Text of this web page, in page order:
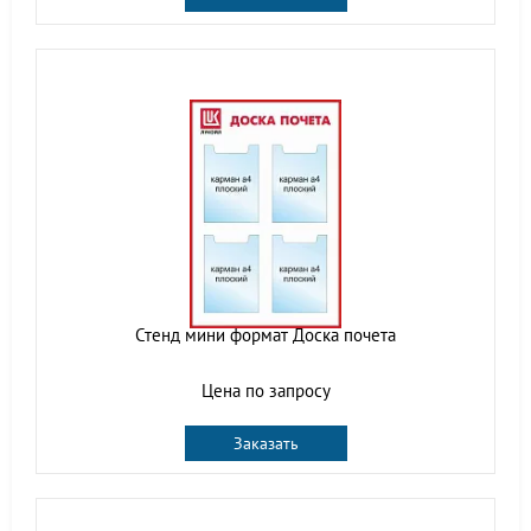
Стенд мини формат Доска почета
Цена по запросу
Заказать